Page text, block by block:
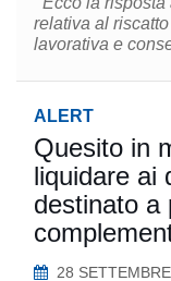
relativa al
lavorativa e
ALERT
Quesito in
liquidare ai
destinato a
28